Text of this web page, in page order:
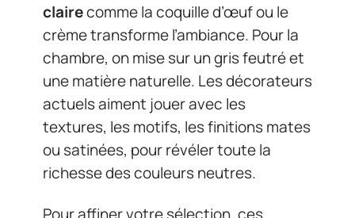
clairecomme la coquille d’œuf ou le
crème transforme l’ambiance. Pour la
chambre, on mise sur un gris feutré et
une matière naturelle. Les décorateurs
actuels aiment jouer avec les
textures, les motifs, les finitions mates
ou satinées, pour révéler toute la
richesse des couleurs neutres.
Pour affiner votre sélection, ces